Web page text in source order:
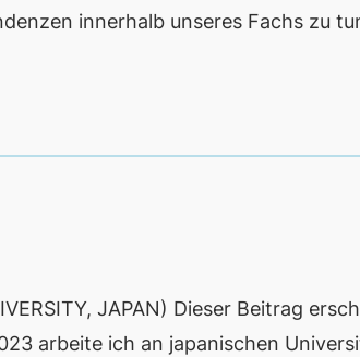
innerhalb unseres Fachs zu
JAPAN) Dieser Beitrag
arbeite ich an japanischen